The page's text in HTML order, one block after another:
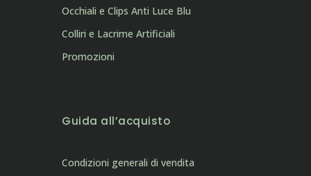
Occhiali e Clips Anti Luce Blu
Colliri e Lacrime Artificiali
Promozioni
Guida all’acquisto
Condizioni generali di vendita